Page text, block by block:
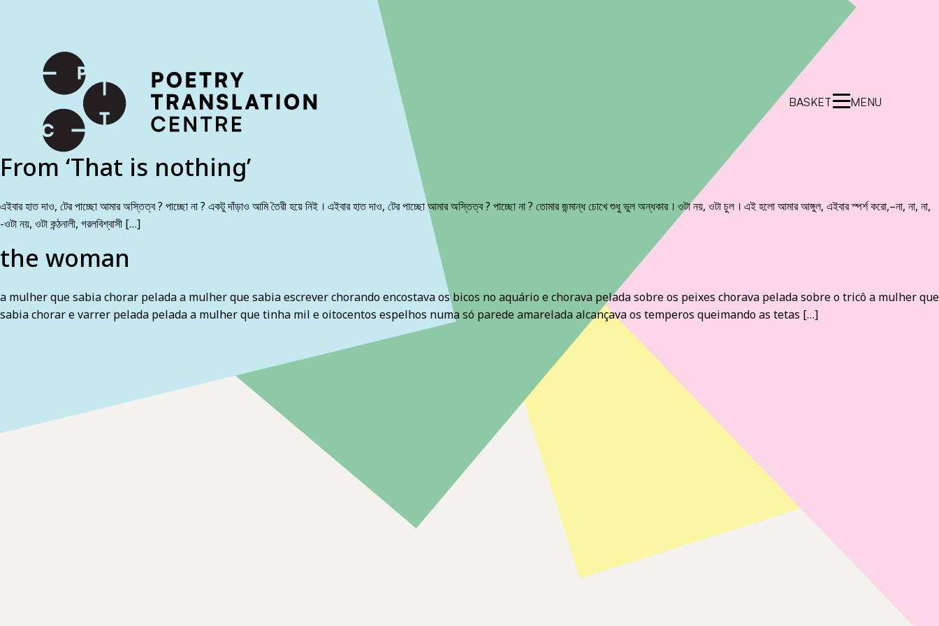
International shipping available - enter your address at checkout to calculate the rate
BASKET MENU
From ‘That is nothing’
এইবার হাত দাও, টের পাচ্ছো আমার অস্তিত্ব ? পাচ্ছো না ? একটু দাঁড়াও আমি তৈরী হয়ে নিই । এইবার হাত দাও, টের পাচ্ছো আমার অস্তিত্ব ? পাচ্ছো না ? তোমার জন্মান্ধ চোখে শুধু ভুল অন্ধকার । ওটা নয়, ওটা চুল । এই হলো আমার আঙ্গুল, এইবার স্পর্শ করো,–না, না, না,
-ওটা নয়, ওটা কন্ঠনালী, গরলবিশ্বাসী […]
the woman
a mulher que sabia chorar pelada a mulher que sabia escrever chorando encostava os bicos no aquário e chorava pelada sobre os peixes chorava pelada sobre o tricô a mulher que
sabia chorar e varrer pelada pelada a mulher que tinha mil e oitocentos espelhos numa só parede amarelada alcançava os temperos queimando as tetas […]